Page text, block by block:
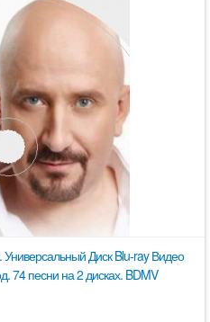
Диск Blu-ray Видео
74 песни на 2 дисках. BDMV